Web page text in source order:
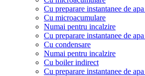
Cu preparare instantanee de
Cu microacumulare
Numai pentru incalzire
Cu preparare instantanee de
Cu condensare
Numai pentru incalzire
Cu boiler indirect
Cu preparare instantanee de